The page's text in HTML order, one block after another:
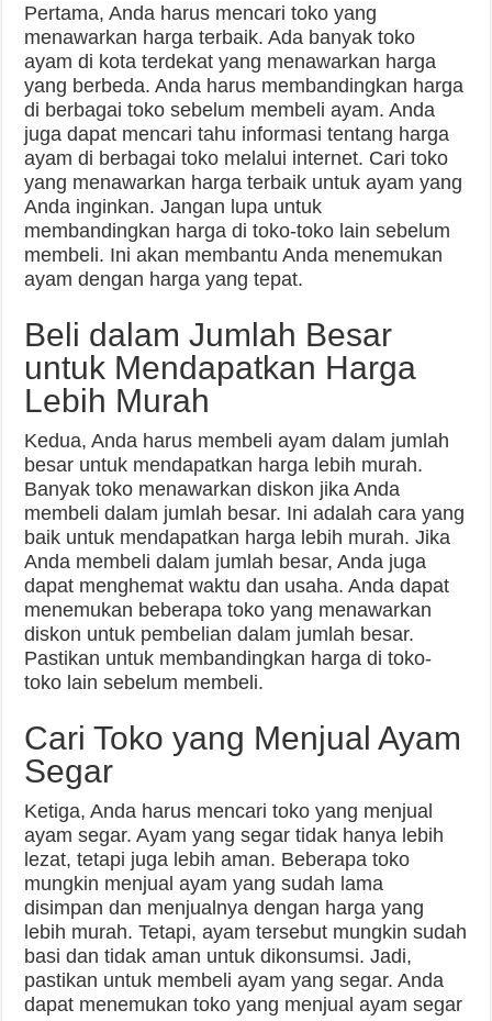
Pertama, Anda harus mencari toko yang
menawarkan harga terbaik. Ada banyak toko
ayam di kota terdekat yang menawarkan harga
yang berbeda. Anda harus membandingkan harga
di berbagai toko sebelum membeli ayam. Anda
juga dapat mencari tahu informasi tentang harga
ayam di berbagai toko melalui internet. Cari toko
yang menawarkan harga terbaik untuk ayam yang
Anda inginkan. Jangan lupa untuk
membandingkan harga di toko-toko lain sebelum
membeli. Ini akan membantu Anda menemukan
ayam dengan harga yang tepat.
Beli dalam Jumlah Besar
untuk Mendapatkan Harga
Lebih Murah
Kedua, Anda harus membeli ayam dalam jumlah
besar untuk mendapatkan harga lebih murah.
Banyak toko menawarkan diskon jika Anda
membeli dalam jumlah besar. Ini adalah cara yang
baik untuk mendapatkan harga lebih murah. Jika
Anda membeli dalam jumlah besar, Anda juga
dapat menghemat waktu dan usaha. Anda dapat
menemukan beberapa toko yang menawarkan
diskon untuk pembelian dalam jumlah besar.
Pastikan untuk membandingkan harga di toko-
toko lain sebelum membeli.
Cari Toko yang Menjual Ayam
Segar
Ketiga, Anda harus mencari toko yang menjual
ayam segar. Ayam yang segar tidak hanya lebih
lezat, tetapi juga lebih aman. Beberapa toko
mungkin menjual ayam yang sudah lama
disimpan dan menjualnya dengan harga yang
lebih murah. Tetapi, ayam tersebut mungkin sudah
basi dan tidak aman untuk dikonsumsi. Jadi,
pastikan untuk membeli ayam yang segar. Anda
dapat menemukan toko yang menjual ayam segar